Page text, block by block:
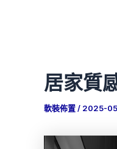
居家質
軟裝佈置/ 2025-